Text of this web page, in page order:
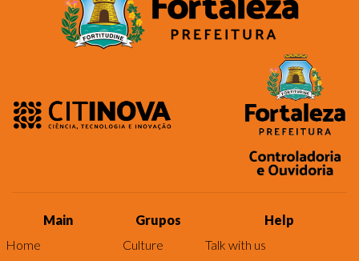
Main
Home
Grupos
Culture
Help
Talk with us